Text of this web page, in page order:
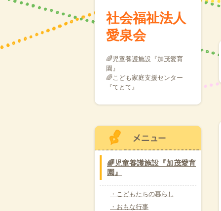
社会福祉法人
愛泉会
🌈児童養護施設『加茂愛育
園』
🌈こども家庭支援センター
『てとて』
🌈児童養護施設『加茂愛育
園』
・こどもたちの暮らし
・おもな行事